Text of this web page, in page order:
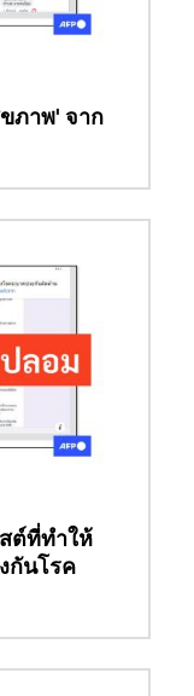
ภาพ' จาก
ต์ที่ทำให้
กันโรค